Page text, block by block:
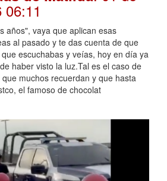
años", vaya que aplican esas
al pasado y te das cuenta de que
escuchabas y veías, hoy en día ya
haber visto la luz.Tal es el caso de
muchos recuerdan y que hasta
el famoso de chocolat